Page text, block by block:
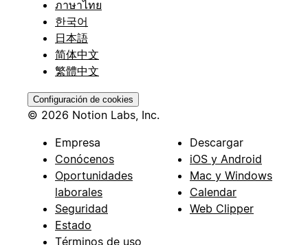
ภาษาไทย
한국어
日本語
简体中文
繁體中文
Configuración de cookies
© 2026 Notion Labs, Inc.
Empresa
Conócenos
Oportunidades
laborales
Seguridad
Estado
Términos de uso
Descargar
iOS y Android
Mac y Windows
Calendar
Web Clipper